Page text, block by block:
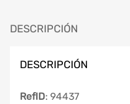
DESCRIPCIÓN
DESCRIPCIÓN
RefID: 94437